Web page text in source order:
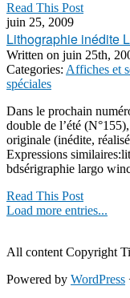
Read This Post
juin 25, 2009
Lithographie inédite
Written on juin 25th,
Categories: Affiches et
spéciales
Dans le prochain
double de l’été
originale (inédite,
Expressions
bdsérigraphie largo
Read This Post
Load more entries...
All content Copyright
Powered by WordPress